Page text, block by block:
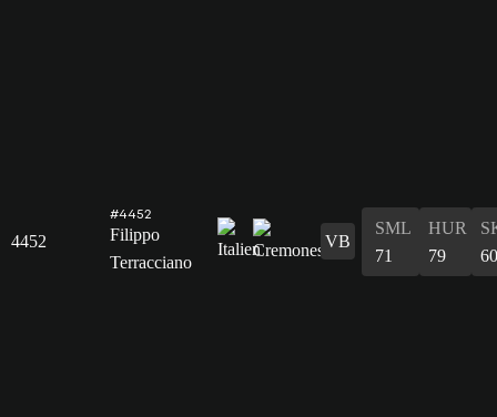
4452
#4452
Filippo
Terracciano
VB
SML
71
HUR
79
60